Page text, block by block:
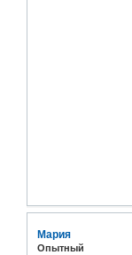
Мария
Опытный